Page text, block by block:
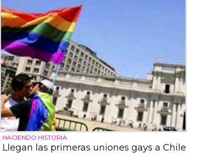
HACIENDO HISTORIA
Llegan las primeras uniones gays a Chile